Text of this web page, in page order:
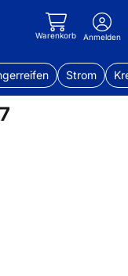
Warenkorb Anmelden
Strom